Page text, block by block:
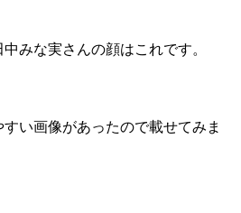
みな実さんの顔はこれです。
い画像があったので載せてみま